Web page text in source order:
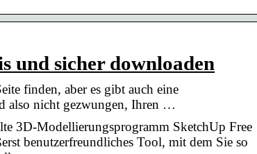
und sicher downloaden
finden, aber es gibt auch eine
also nicht gezwungen, Ihren …
3D-Modellierungsprogramm SketchUp Free
benutzerfreundliches Tool, mit dem Sie so